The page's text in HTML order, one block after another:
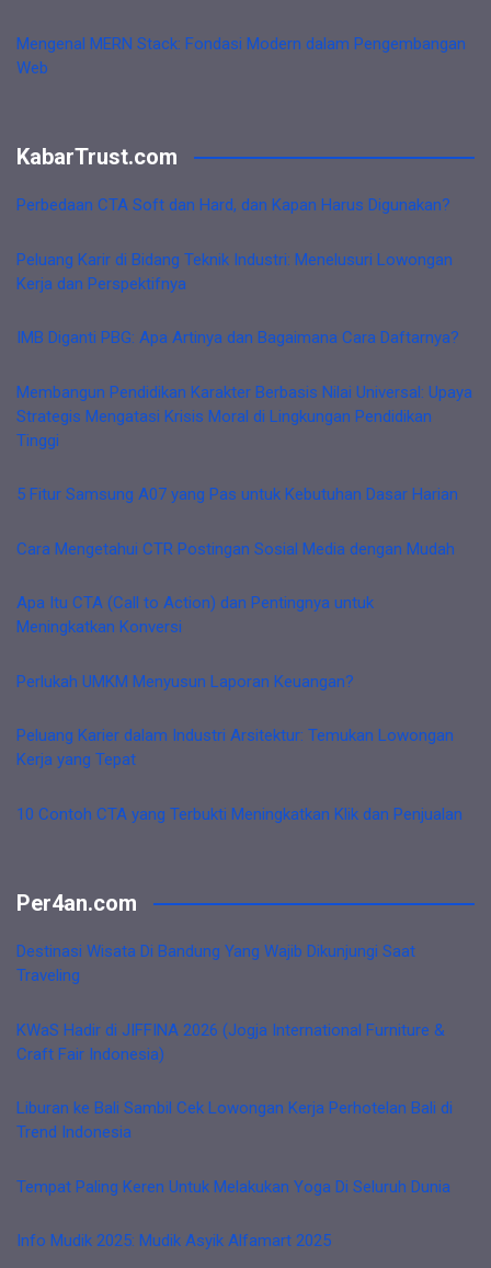
Mengenal MERN Stack: Fondasi Modern dalam Pengembangan
Web
KabarTrust.com
Perbedaan CTA Soft dan Hard, dan Kapan Harus Digunakan?
Peluang Karir di Bidang Teknik Industri: Menelusuri Lowongan
Kerja dan Perspektifnya
IMB Diganti PBG: Apa Artinya dan Bagaimana Cara Daftarnya?
Membangun Pendidikan Karakter Berbasis Nilai Universal: Upaya
Strategis Mengatasi Krisis Moral di Lingkungan Pendidikan
Tinggi
5 Fitur Samsung A07 yang Pas untuk Kebutuhan Dasar Harian
Cara Mengetahui CTR Postingan Sosial Media dengan Mudah
Apa Itu CTA (Call to Action) dan Pentingnya untuk
Meningkatkan Konversi
Perlukah UMKM Menyusun Laporan Keuangan?
Peluang Karier dalam Industri Arsitektur: Temukan Lowongan
Kerja yang Tepat
10 Contoh CTA yang Terbukti Meningkatkan Klik dan Penjualan
Per4an.com
Destinasi Wisata Di Bandung Yang Wajib Dikunjungi Saat
Traveling
KWaS Hadir di JIFFINA 2026 (Jogja International Furniture &
Craft Fair Indonesia)
Liburan ke Bali Sambil Cek Lowongan Kerja Perhotelan Bali di
Trend Indonesia
Tempat Paling Keren Untuk Melakukan Yoga Di Seluruh Dunia
Info Mudik 2025: Mudik Asyik Alfamart 2025